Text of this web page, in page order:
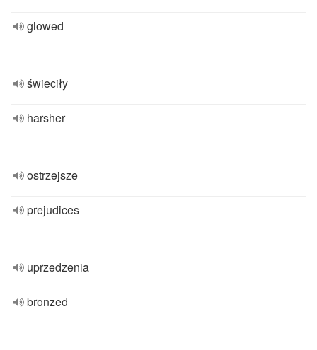
glowed
świeciły
harsher
ostrzejsze
prejudices
uprzedzenia
bronzed